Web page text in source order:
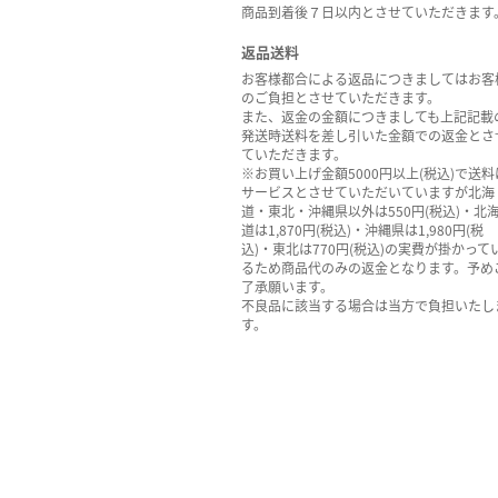
商品到着後７日以内とさせていただきます
返品送料
お客様都合による返品につきましてはお客
のご負担とさせていただきます。
また、返金の金額につきましても上記記載
発送時送料を差し引いた金額での返金とさ
ていただきます。
※お買い上げ金額5000円以上(税込)で送料
サービスとさせていただいていますが北海
道・東北・沖縄県以外は550円(税込)・北
道は1,870円(税込)・沖縄県は1,980円(税
込)・東北は770円(税込)の実費が掛かって
るため商品代のみの返金となります。予め
了承願います。
不良品に該当する場合は当方で負担いたし
す。